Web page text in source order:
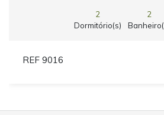
2
Dormitório(s)
2
REF 9016